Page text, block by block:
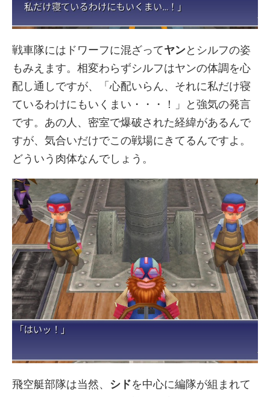
戦車隊にはドワーフに混ざってヤンとシルフの姿
もみえます。相変わらずシルフはヤンの体調を心
配し通しですが、「心配いらん、それに私だけ寝
ているわけにもいくまい・・・！」と強気の発言
です。あの人、密室で爆破された経緯があるんで
すが、気合いだけでこの戦場にきてるんですよ。
どういう肉体なんでしょう。
飛空艇部隊は当然、 シドを中心に編隊が組まれて